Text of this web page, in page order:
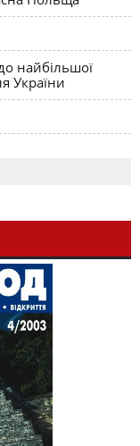
найбільшої
України